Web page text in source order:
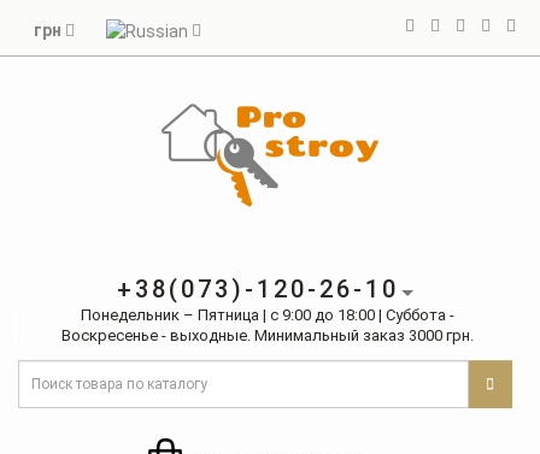
грн
+38(073)-120-26-10
Понедельник – Пятница | с 9:00 до 18:00 | Суббота -
Воскресенье - выходные. Минимальный заказ 3000 грн.